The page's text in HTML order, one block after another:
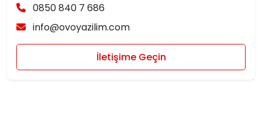
0850 840 7 686
info@ovoyazilim.com
İletişime Geçin